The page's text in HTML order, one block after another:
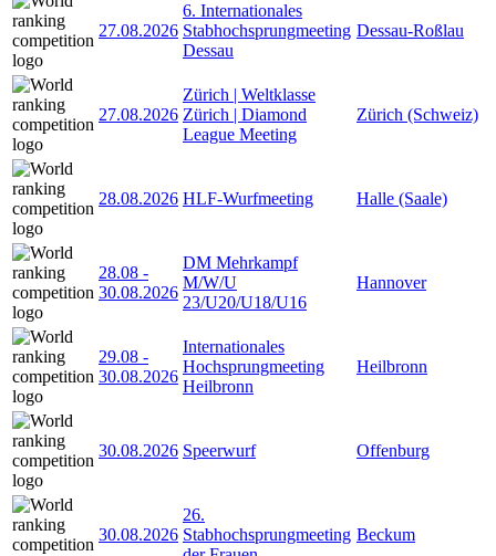
27.08.2026
6. Internationales
Stabhochsprungmeeting
Dessau
Dessau-Roßlau
27.08.2026
Zürich | Weltklasse
Zürich | Diamond
League Meeting
Zürich (Schweiz)
28.08.2026 HLF-Wurfmeeting Halle (Saale)
28.08 -
30.08.2026
DM Mehrkampf
M/W/U
23/U20/U18/U16
Hannover
29.08 -
30.08.2026
Internationales
Hochsprungmeeting
Heilbronn
Heilbronn
30.08.2026 Speerwurf Offenburg
30.08.2026
26.
Stabhochsprungmeeting Beckum